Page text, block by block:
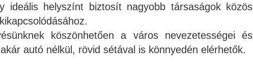
ideális helyszínt biztosít nagyobb társaságok közös
köszönhetően a város nevezetességei és
autó nélkül, rövid sétával is könnyedén elérhetők.